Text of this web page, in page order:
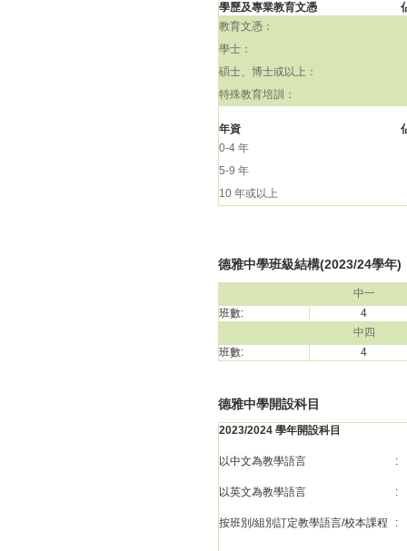
學歷及專業教育文憑
教育文憑：
學士：
碩士、博士或以上：
特殊教育培訓：
年資
0-4 年
5-9 年
10 年或以上
德雅中學班級結構(2023/24學年)
中一
班數:
4
中四
班數:
4
德雅中學開設科目
2023/2024 學年開設科目
以中文為教學語言 :
以英文為教學語言 :
按班別/組別訂定教學語言/校本課程 :